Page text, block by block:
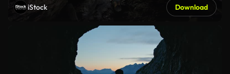
iStock Download